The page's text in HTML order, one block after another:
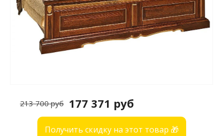
177 371 руб
213 700 руб
Получить скидку на этот товар 🎁